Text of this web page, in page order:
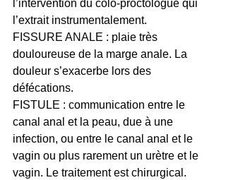
l’intervention du colo-proctologue qui
l’extrait instrumentalement.
FISSURE ANALE : plaie très
douloureuse de la marge anale. La
douleur s’exacerbe lors des
défécations.
FISTULE : communication entre le
canal anal et la peau, due à une
infection, ou entre le canal anal et le
vagin ou plus rarement un urètre et le
vagin. Le traitement est chirurgical.